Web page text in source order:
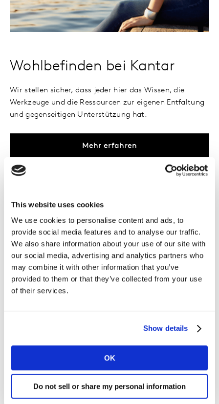
This website uses cookies
We use cookies to personalise content and ads, to
provide social media features and to analyse our traffic.
We also share information about your use of our site with
our social media, advertising and analytics partners who
may combine it with other information that you’ve
provided to them or that they’ve collected from your use
of their services.
Show details
OK
Do not sell or share my personal information
Wohlbefinden bei Kantar
Wir stellen sicher, dass jeder hier das Wissen, die
Werkzeuge und die Ressourcen zur eigenen Entfaltung
und gegenseitigen Unterstützung hat.
Mehr erfahren
Gestalte deinen Erfolg
Wir glauben an den Aufbau zukünftiger Führungskräfte
aus den eigenen Reihen und geben jedem die
Möglichkeit, eine sinnvolle Karriere aufzubauen und
den eigenen Erfolg bei Kantar zu gestalten. Das ist
auch in unserem Grundprinzip der ständigen
indem wir dir einfache Werkzeuge und Ressourcen zur
Verfügung stellen, mit denen du deine Karriere
gestalten kannst. Für uns ist Lernen etwas, das zu jeder
Karriere gehört, egal ob es dein erster oder dein fünfter